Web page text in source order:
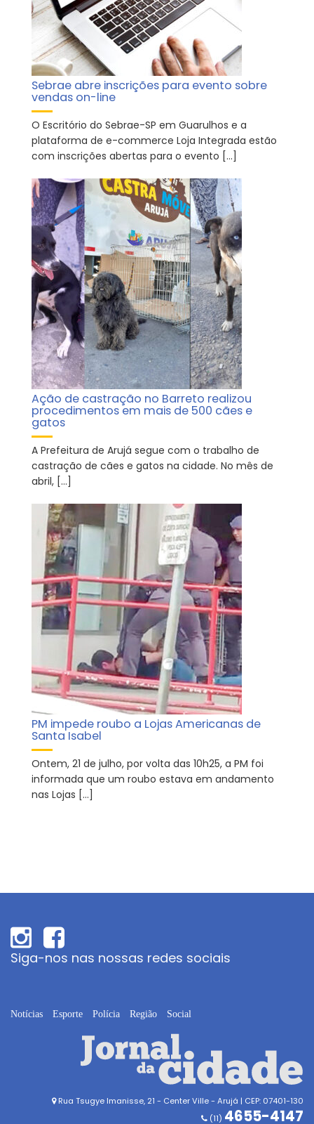
Sebrae abre inscrições para evento sobre
vendas on-line
O Escritório do Sebrae-SP em Guarulhos e a
plataforma de e-commerce Loja Integrada estão
com inscrições abertas para o evento […]
Ação de castração no Barreto realizou
procedimentos em mais de 500 cães e
gatos
A Prefeitura de Arujá segue com o trabalho de
castração de cães e gatos na cidade. No mês de
abril, […]
PM impede roubo a Lojas Americanas de
Santa Isabel
Ontem, 21 de julho, por volta das 10h25, a PM foi
informada que um roubo estava em andamento
nas Lojas […]
Siga-nos nas nossas redes sociais
Notícias Esporte Polícia Região Social
Rua Tsugye Imanisse, 21 - Center Ville - Arujá | CEP: 07401-130
(11) 4655-4147